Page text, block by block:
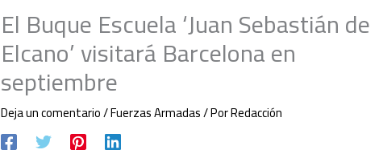
El Buque Escuela ‘Juan Sebastián de
Elcano’ visitará Barcelona en
septiembre
Deja un comentario/Fuerzas Armadas/ PorRedacción